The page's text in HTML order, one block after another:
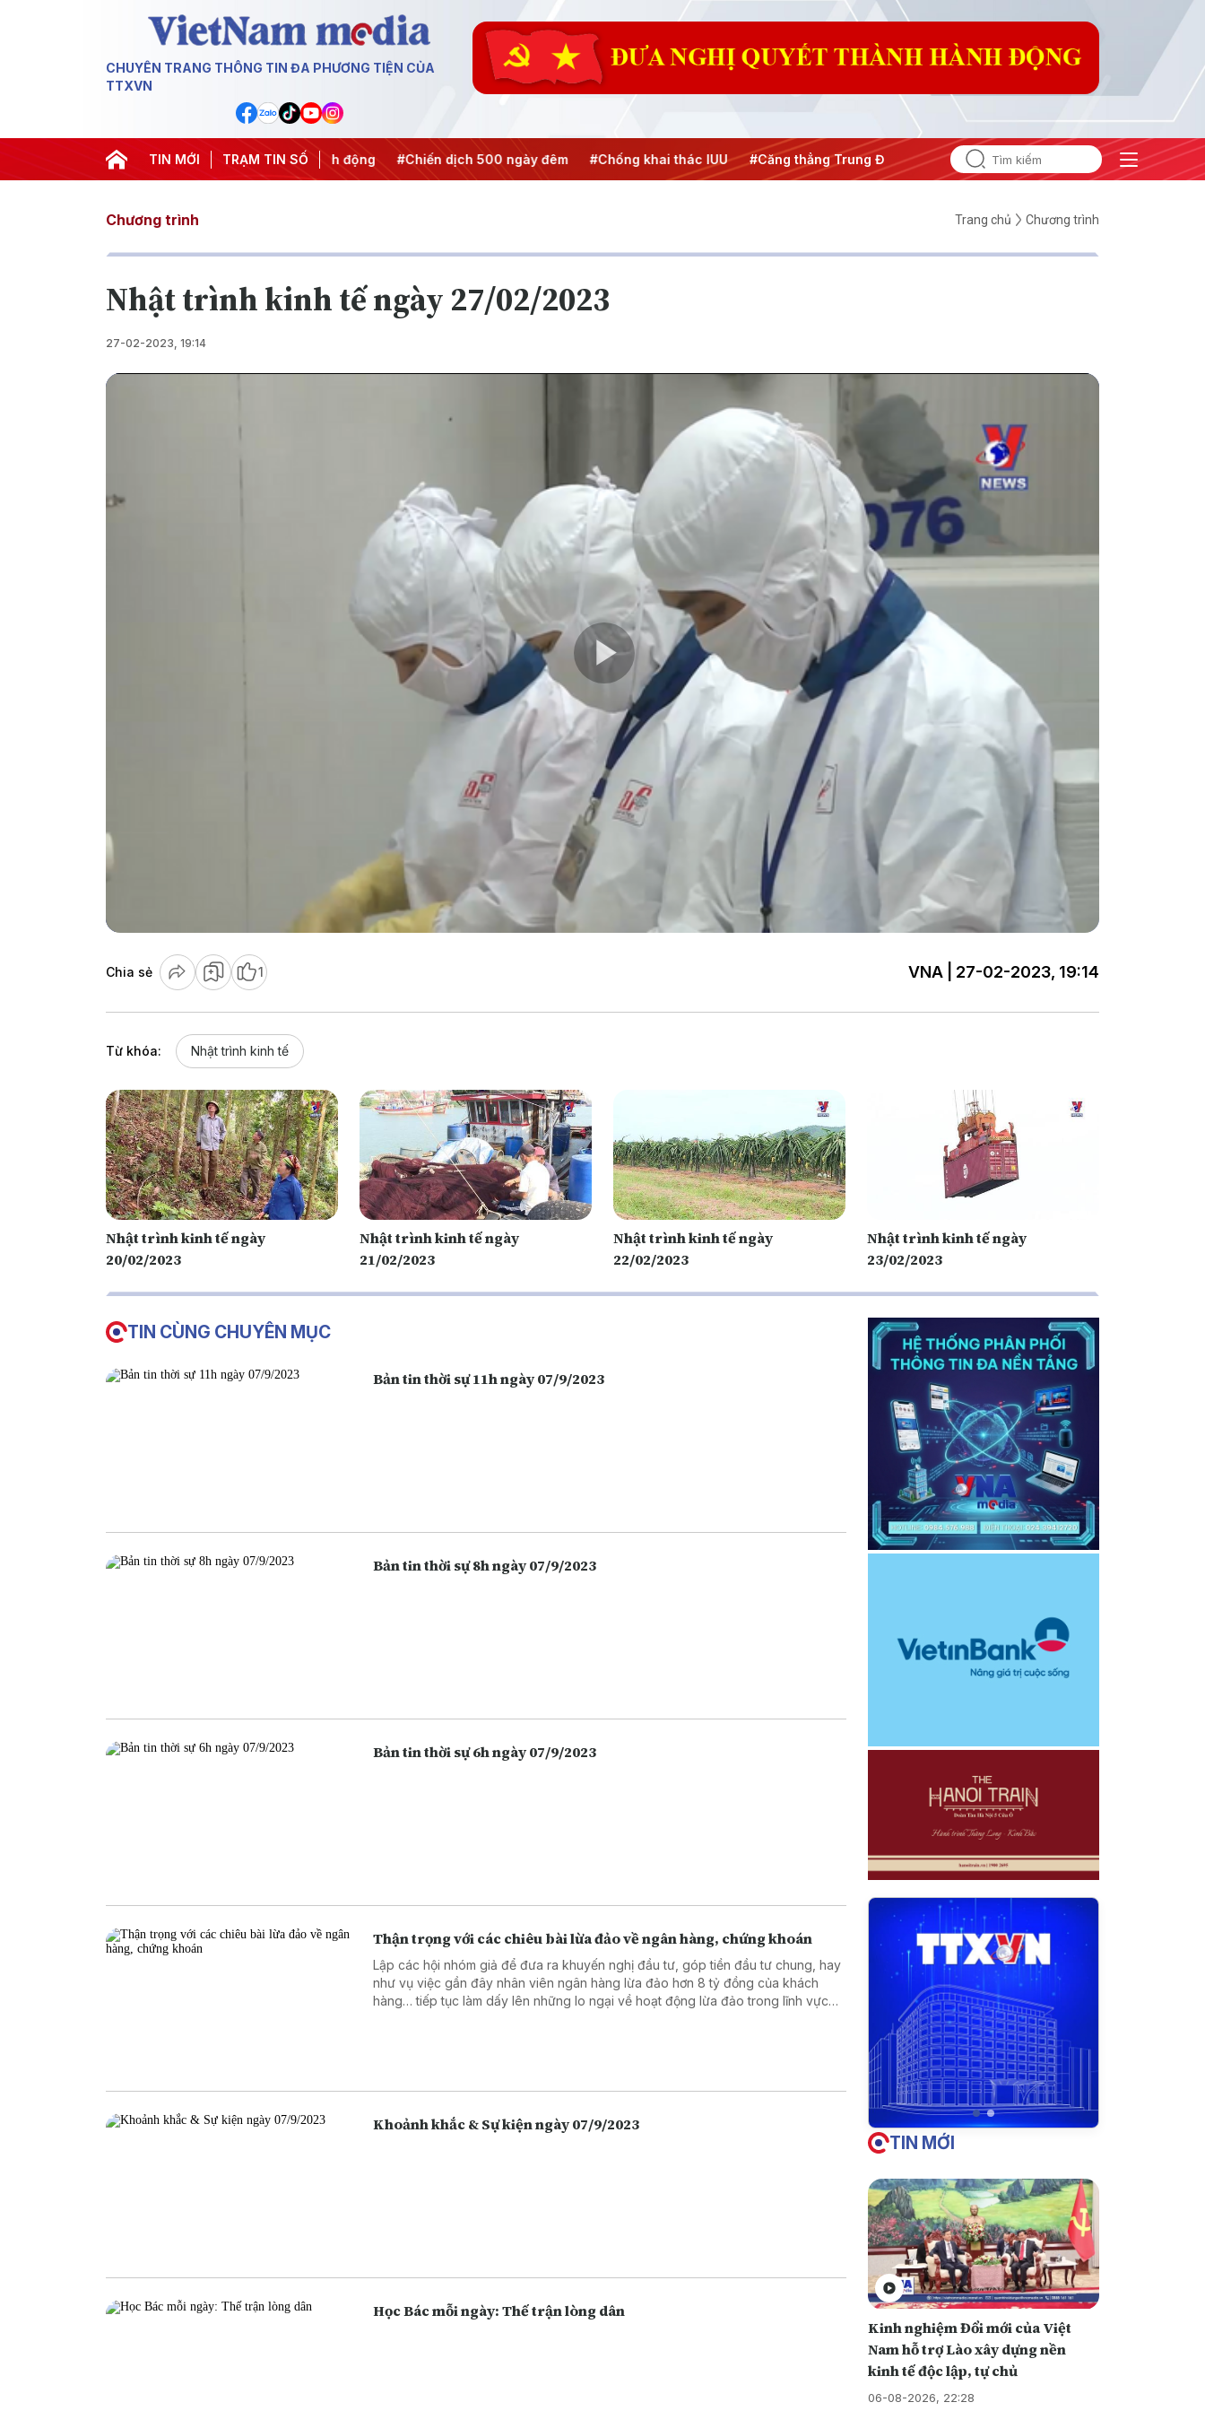
CHUYÊN TRANG THÔNG TIN ĐA PHƯƠNG TIỆN CỦA
TTXVN
TIN MỚI TRẠM TIN SỐ
#Đưa Nghị quyết thành hành động #Chiến dịch 500 ngày đêm #Chống khai thác IUU #Căng thẳng Trung Đông #An ninh năng lượng #Bảo vệ nền tảng tư tưởng
Chương trình Trang chủ Chương trình
Nhật trình kinh tế ngày 27/02/2023
27-02-2023, 19:14
Play
Video
Chia sẻ 1 VNA | 27-02-2023, 19:14
Từ khóa: Nhật trình kinh tế
Nhật trình kinh tế ngày
20/02/2023
Nhật trình kinh tế ngày
21/02/2023
Nhật trình kinh tế ngày
22/02/2023
Nhật trình kinh tế ngày
23/02/2023
TIN CÙNG CHUYÊN MỤC
Bản tin thời sự 11h ngày 07/9/2023
Bản tin thời sự 8h ngày 07/9/2023
Bản tin thời sự 6h ngày 07/9/2023
Thận trọng với các chiêu bài lừa đảo về ngân hàng, chứng khoán
Lập các hội nhóm giả để đưa ra khuyến nghị đầu tư, góp tiền đầu tư chung, hay
như vụ việc gần đây nhân viên ngân hàng lừa đảo hơn 8 tỷ đồng của khách
hàng… tiếp tục làm dấy lên những lo ngại về hoạt động lừa đảo trong lĩnh vực
Khoảnh khắc & Sự kiện ngày 07/9/2023
Học Bác mỗi ngày: Thế trận lòng dân
TIN MỚI
Kinh nghiệm Đổi mới của Việt
Nam hỗ trợ Lào xây dựng nền
kinh tế độc lập, tự chủ
06-08-2026, 22:28